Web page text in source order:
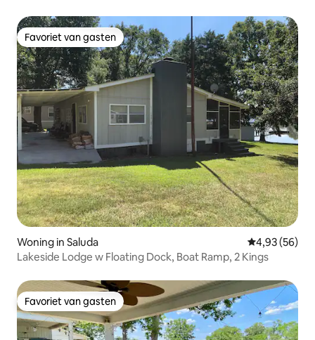
Favoriet van gasten
Favoriet van gasten
Woning in Saluda Gemiddelde
4,93 (56)
Lakeside Lodge w Floating Dock, Boat Ramp, 2 Kings
Favoriet van gasten
Favoriet van gasten